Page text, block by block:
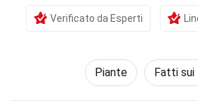
Verificato da Esperti
Piante Fatti sui